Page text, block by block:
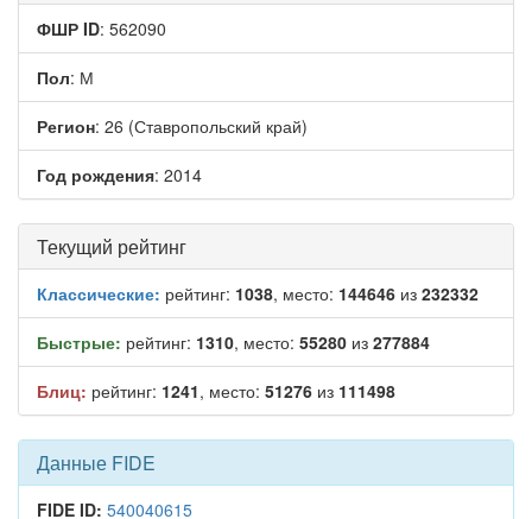
ФШР ID: 562090
Пол: М
Регион: 26 (Ставропольский край)
Год рождения: 2014
Текущий рейтинг
Классические: рейтинг: 1038, место: 144646 из 232332
Быстрые: рейтинг: 1310, место: 55280 из 277884
Блиц: рейтинг: 1241, место: 51276 из 111498
Данные FIDE
FIDE ID: 540040615